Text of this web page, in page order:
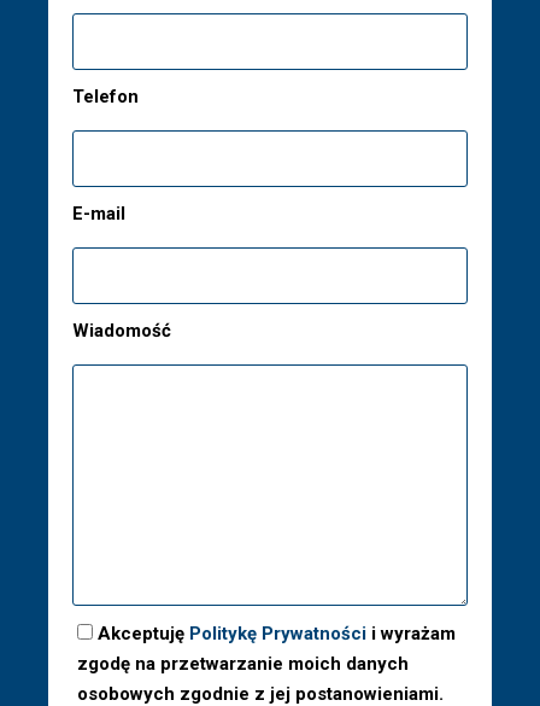
Telefon
E-mail
Wiadomość
Akceptuję Politykę Prywatności i wyrażam
zgodę na przetwarzanie moich danych
osobowych zgodnie z jej postanowieniami.